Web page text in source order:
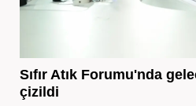
Sıfır Atık Forumu'nda
çizildi